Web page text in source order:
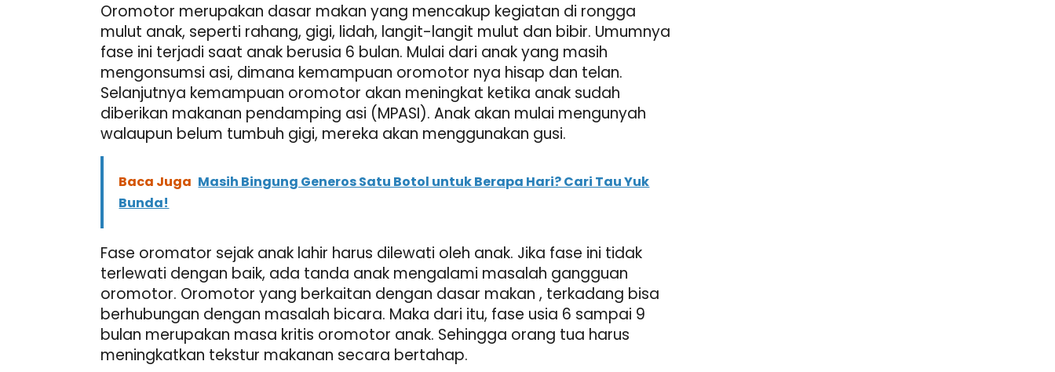
Oromotor merupakan dasar makan yang mencakup kegiatan di rongga
mulut anak, seperti rahang, gigi, lidah, langit-langit mulut dan bibir. Umumnya
fase ini terjadi saat anak berusia 6 bulan. Mulai dari anak yang masih
mengonsumsi asi, dimana kemampuan oromotor nya hisap dan telan.
Selanjutnya kemampuan oromotor akan meningkat ketika anak sudah
diberikan makanan pendamping asi (MPASI). Anak akan mulai mengunyah
walaupun belum tumbuh gigi, mereka akan menggunakan gusi.
Baca Juga Masih Bingung Generos Satu Botol untuk Berapa Hari? Cari Tau Yuk
Bunda!
Fase oromator sejak anak lahir harus dilewati oleh anak. Jika fase ini tidak
terlewati dengan baik, ada tanda anak mengalami masalah gangguan
oromotor. Oromotor yang berkaitan dengan dasar makan , terkadang bisa
berhubungan dengan masalah bicara. Maka dari itu, fase usia 6 sampai 9
bulan merupakan masa kritis oromotor anak. Sehingga orang tua harus
meningkatkan tekstur makanan secara bertahap.